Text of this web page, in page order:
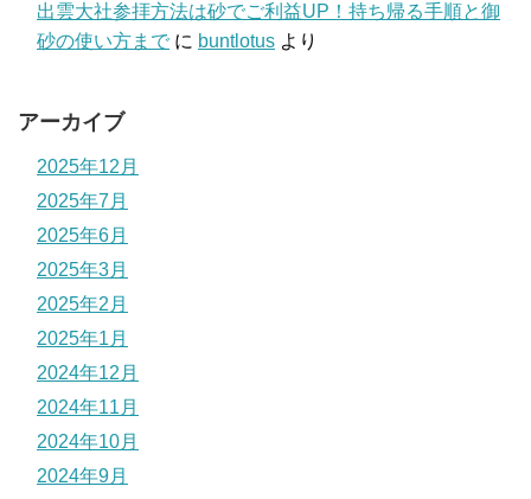
出雲大社参拝方法は砂でご利益UP！持ち帰る手順と御
砂の使い方まで に buntlotus より
アーカイブ
2025年12月
2025年7月
2025年6月
2025年3月
2025年2月
2025年1月
2024年12月
2024年11月
2024年10月
2024年9月